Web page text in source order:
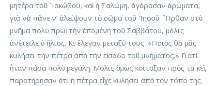
μητέρα τοῦ ᾿Ιακώβου, καὶ ἡ Σαλώμη, ἀγόρασαν ἀρώματα,
γιὰ νὰ πᾶνε ν’ ἀλείψουν τὸ σῶμα τοῦ ᾿Ιησοῦ. ῏Ηρθαν στὸ
μνῆμα πολὺ πρωὶ τὴν ἑπομένη τοῦ Σαββάτου, μόλις
ἀνέτειλε ὁ ἥλιος. Κι ἔλεγαν μεταξύ τους· «Ποιὸς θὰ μᾶς
κυλήσει τὴν πέτρα ἀπὸ τὴν εἴσοδο τοῦ μνήματος;» Γιατὶ
ἦταν πάρα πολὺ μεγάλη. Μόλις ὅμως κοίταξαν πρὸς τὰ κεῖ,
παρατήρησαν ὅτι ἡ πέτρα εἶχε κυλήσει ἀπὸ τὸν τόπο της.